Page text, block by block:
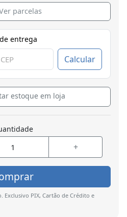
parcelas
entrega
Calcular
estoque em loja
+
PIX, Cartão de Crédito e